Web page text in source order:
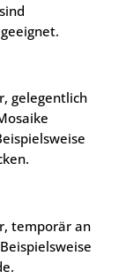
gelegentlich
temporär an